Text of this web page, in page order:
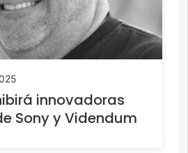
innovadoras
Sony y Videndum